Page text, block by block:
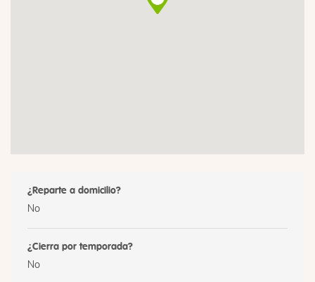
¿Reparte a domicilio?
No
¿Cierra por temporada?
No